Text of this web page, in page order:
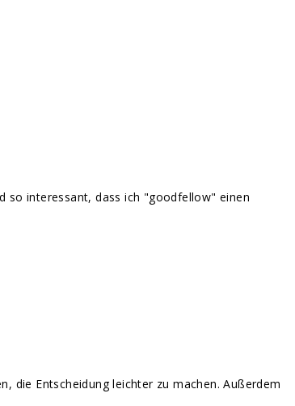
so interessant, dass ich "goodfellow" einen
die Entscheidung leichter zu machen. Außerdem